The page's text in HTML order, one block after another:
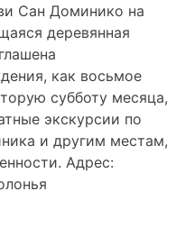
Сан Доминико на
деревянная
как восьмое
субботу месяца,
экскурсии по
и другим местам,
Адрес: